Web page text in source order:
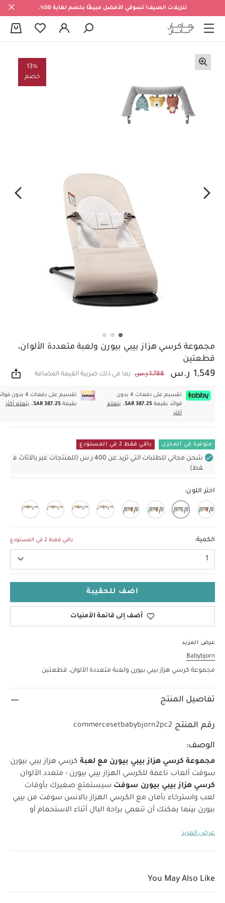
تنزيلات الصيف! تسوقي الأفضل مبيعًا بخصم لغاية 50%.
13%
خصم
مجموعة كرسي هزاز بيبي بيورن ولعبة متعددة الألوان،
قطعتين
1,549 ر.س 1,788 ر.س بما في ذلك ضريبة القيمة المضافة
تقسيم على دفعات 4 بدون
فوائد بقيمة SAR 387.25.
يتعلم
أكثر
تقسيم على دفعات 4 بدون
بقيمةSAR 387.25. يتعلم أكثر
متوفرة في المخزن باقي فقط 2 في المستودع
شحن مجاني للطلبات التي تزيد عن 400 ر.س (للمنتجات غير بالأثاث ف
قط)
اختر اللون:
الكمية: باقي فقط 2 في المستودع
1
اضف للحقيبة
أضف إلى قائمة الأمنيات
عرض المزيد
Babybjorn
مجموعة كرسي هزاز بيبي بيورن ولعبة متعددة الألوان، قطعتين
تفاصيل المنتج
رقم المنتج commercesetbabybjorn2pc2
الوصف:
مجموعة كرسي هزاز بيبي بيورن مع لعبة كرسي هزاز بيبي بيورن
سوفت ألعاب ناعمة للكرسي الهزاز بيبي بيورن - متعدد الألوان
كرسي هزاز بيبي بيورن سوفت سيستمتع صغيرك بأوقات
لعب واسترخاء بأمان مع الكرسي الهزاز بالانس سوفت من بيبي
بيورن بينما يمكنك أن تنعمي براحة البال أثناء الاستحمام أو
على هز الكرسي برفق ليحظى بمزيد من المرح، كما سيوفر
الولادة حتى عمر سنتين. يتميز الكرسي الهزاز هذا بتصميم
الخصائص
عرض المزيد
You May Also Like